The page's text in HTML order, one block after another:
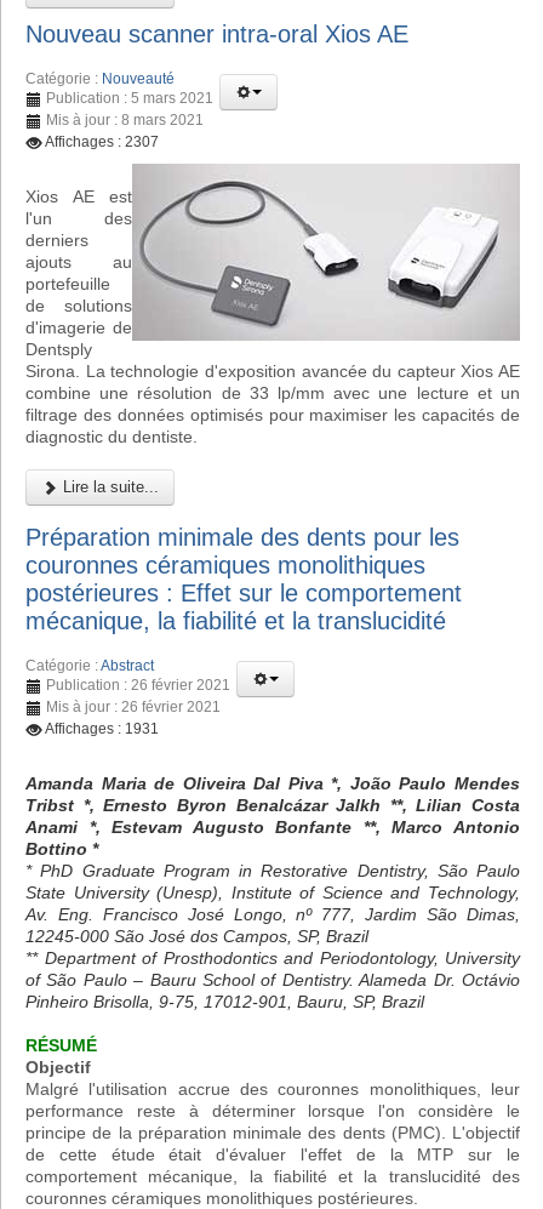
Nouveau scanner intra-oral Xios AE
Catégorie : Nouveauté
Publication : 5 mars 2021
Mis à jour : 8 mars 2021
Affichages : 2307
Xios AE est
l'un des
derniers
ajouts au
portefeuille
de solutions
d'imagerie de
Dentsply
Sirona. La technologie d'exposition avancée du capteur Xios AE
combine une résolution de 33 lp/mm avec une lecture et un
filtrage des données optimisés pour maximiser les capacités de
diagnostic du dentiste.
Lire la suite...
Préparation minimale des dents pour les
couronnes céramiques monolithiques
postérieures : Effet sur le comportement
mécanique, la fiabilité et la translucidité
Catégorie :Abstract
Publication : 26 février 2021
Mis à jour : 26 février 2021
Affichages : 1931
Amanda Maria de Oliveira Dal Piva *, João Paulo Mendes
Tribst *, Ernesto Byron Benalcázar Jalkh **, Lilian Costa
Anami *, Estevam Augusto Bonfante **, Marco Antonio
Bottino *
* PhD Graduate Program in Restorative Dentistry, São Paulo
State University (Unesp), Institute of Science and Technology,
Av. Eng. Francisco José Longo, nº 777, Jardim São Dimas,
12245-000 São José dos Campos, SP, Brazil
** Department of Prosthodontics and Periodontology, University
of São Paulo – Bauru School of Dentistry. Alameda Dr. Octávio
Pinheiro Brisolla, 9-75, 17012-901, Bauru, SP, Brazil
RÉSUMÉ
Objectif
Malgré l'utilisation accrue des couronnes monolithiques, leur
performance reste à déterminer lorsque l'on considère le
principe de la préparation minimale des dents (PMC). L'objectif
de cette étude était d'évaluer l'effet de la MTP sur le
comportement mécanique, la fiabilité et la translucidité des
couronnes céramiques monolithiques postérieures.